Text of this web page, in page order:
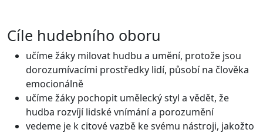
Cíle hudebního oboru
učíme žáky milovat hudbu a umění, protože jsou
dorozumívacími prostředky lidí, působí na člověka
emocionálně
učíme žáky pochopit umělecký styl a vědět, že
hudba rozvíjí lidské vnímání a porozumění
vedeme je k citové vazbě ke svému nástroji, jakožto